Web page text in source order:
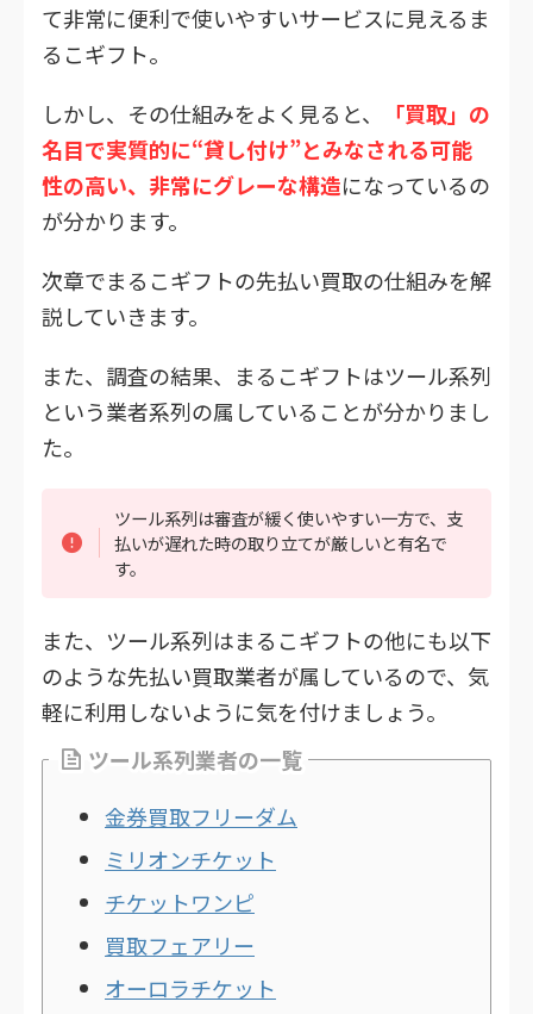
て非常に便利で使いやすいサービスに見えるま
るこギフト。
しかし、その仕組みをよく見ると、
「買取」の
名目で実質的に“貸し付け”とみなされる可能
性の高い、非常にグレーな構造になっているの
が分かります。
次章でまるこギフトの先払い買取の仕組みを解
説していきます。
また、調査の結果、まるこギフトはツール系列
という業者系列の属していることが分かりまし
た。
ツール系列は審査が緩く使いやすい一方で、支
払いが遅れた時の取り立てが厳しいと有名で
す。
また、ツール系列はまるこギフトの他にも以下
のような先払い買取業者が属しているので、気
軽に利用しないように気を付けましょう。
ツール系列業者の一覧
金券買取フリーダム
ミリオンチケット
チケットワンピ
買取フェアリー
オーロラチケット